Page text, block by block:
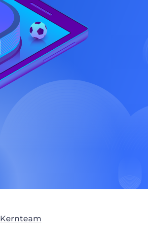
Kernteam